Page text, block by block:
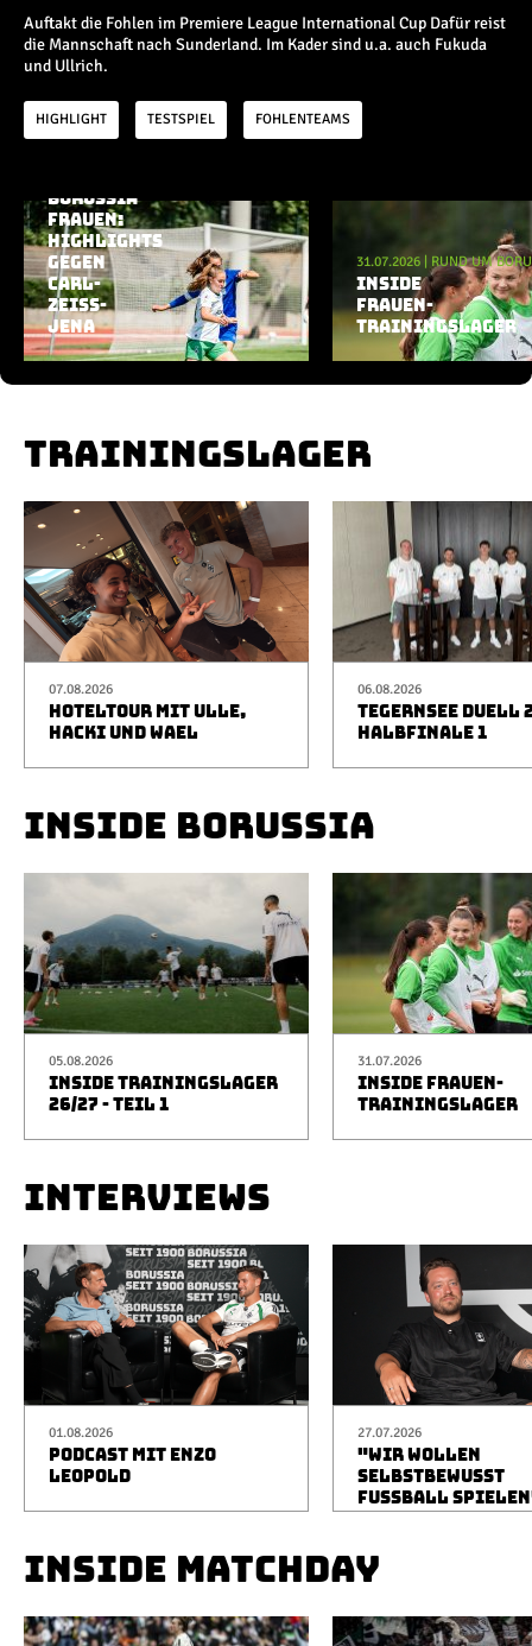
Europa League
Testspiele
Inside
Interviews
Pressekonferenzen
Rund um Borussia
Trainingslager
Buntes
Historie
English
Alle Videos
Auftakt die Fohlen im Premiere League International Cup Dafür reist
die Mannschaft nach Sunderland. Im Kader sind u.a. auch Fukuda
und Ullrich.
HIGHLIGHT TESTSPIEL FOHLENTEAMS
Aktuelle Playlist
BORUSSIA
FRAUEN:
HIGHLIGHTS
GEGEN
CARL-
ZEISS-
JENA
31.07.2026 RUND UM
INSIDE
FRAUEN-
TRAININGSLAGER
TRAININGSLAGER
07.08.2026
HOTELTOUR MIT ULLE,
HACKI UND WAEL
06.08.2026
TEGERNSEE DUELL
HALBFINALE 1
INSIDE BORUSSIA
05.08.2026
INSIDE TRAININGSLAGER
26/27 - TEIL 1
31.07.2026
INSIDE FRAUEN-
TRAININGSLAGER
INTERVIEWS
01.08.2026
PODCAST MIT ENZO
LEOPOLD
27.07.2026
"WIR WOLLEN
SELBSTBEWUSST
FUSSBALL
INSIDE MATCHDAY